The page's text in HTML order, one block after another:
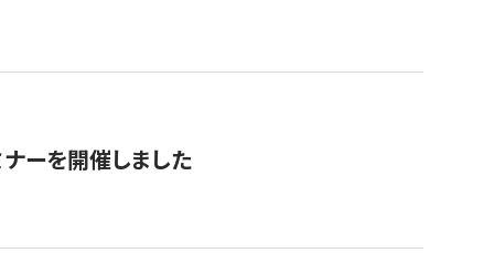
ーを開催しました